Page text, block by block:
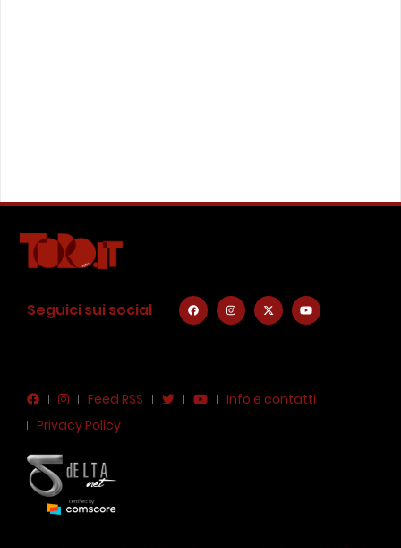
Seguici sui social
Feed RSS
Info e contatti
Privacy Policy